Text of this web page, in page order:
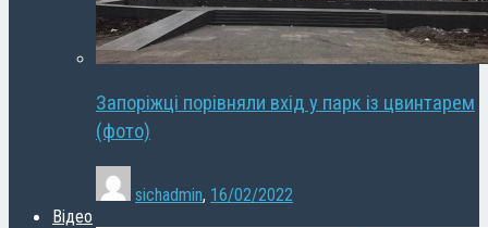
Запоріжці порівняли вхід у парк із цвинтарем
(фото)
sichadmin, 16/02/2022
Відео